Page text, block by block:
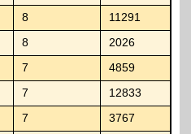
8 11291
8 2026
7 4859
7 12833
7 3767